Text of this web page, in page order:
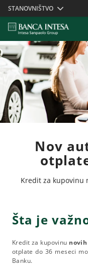
Skiplinks
STANOVNIŠTVO
Nov
Kredit za kupovinu
Šta je
Kredit za kupovinu
otplate do 36 meseci
Banku.